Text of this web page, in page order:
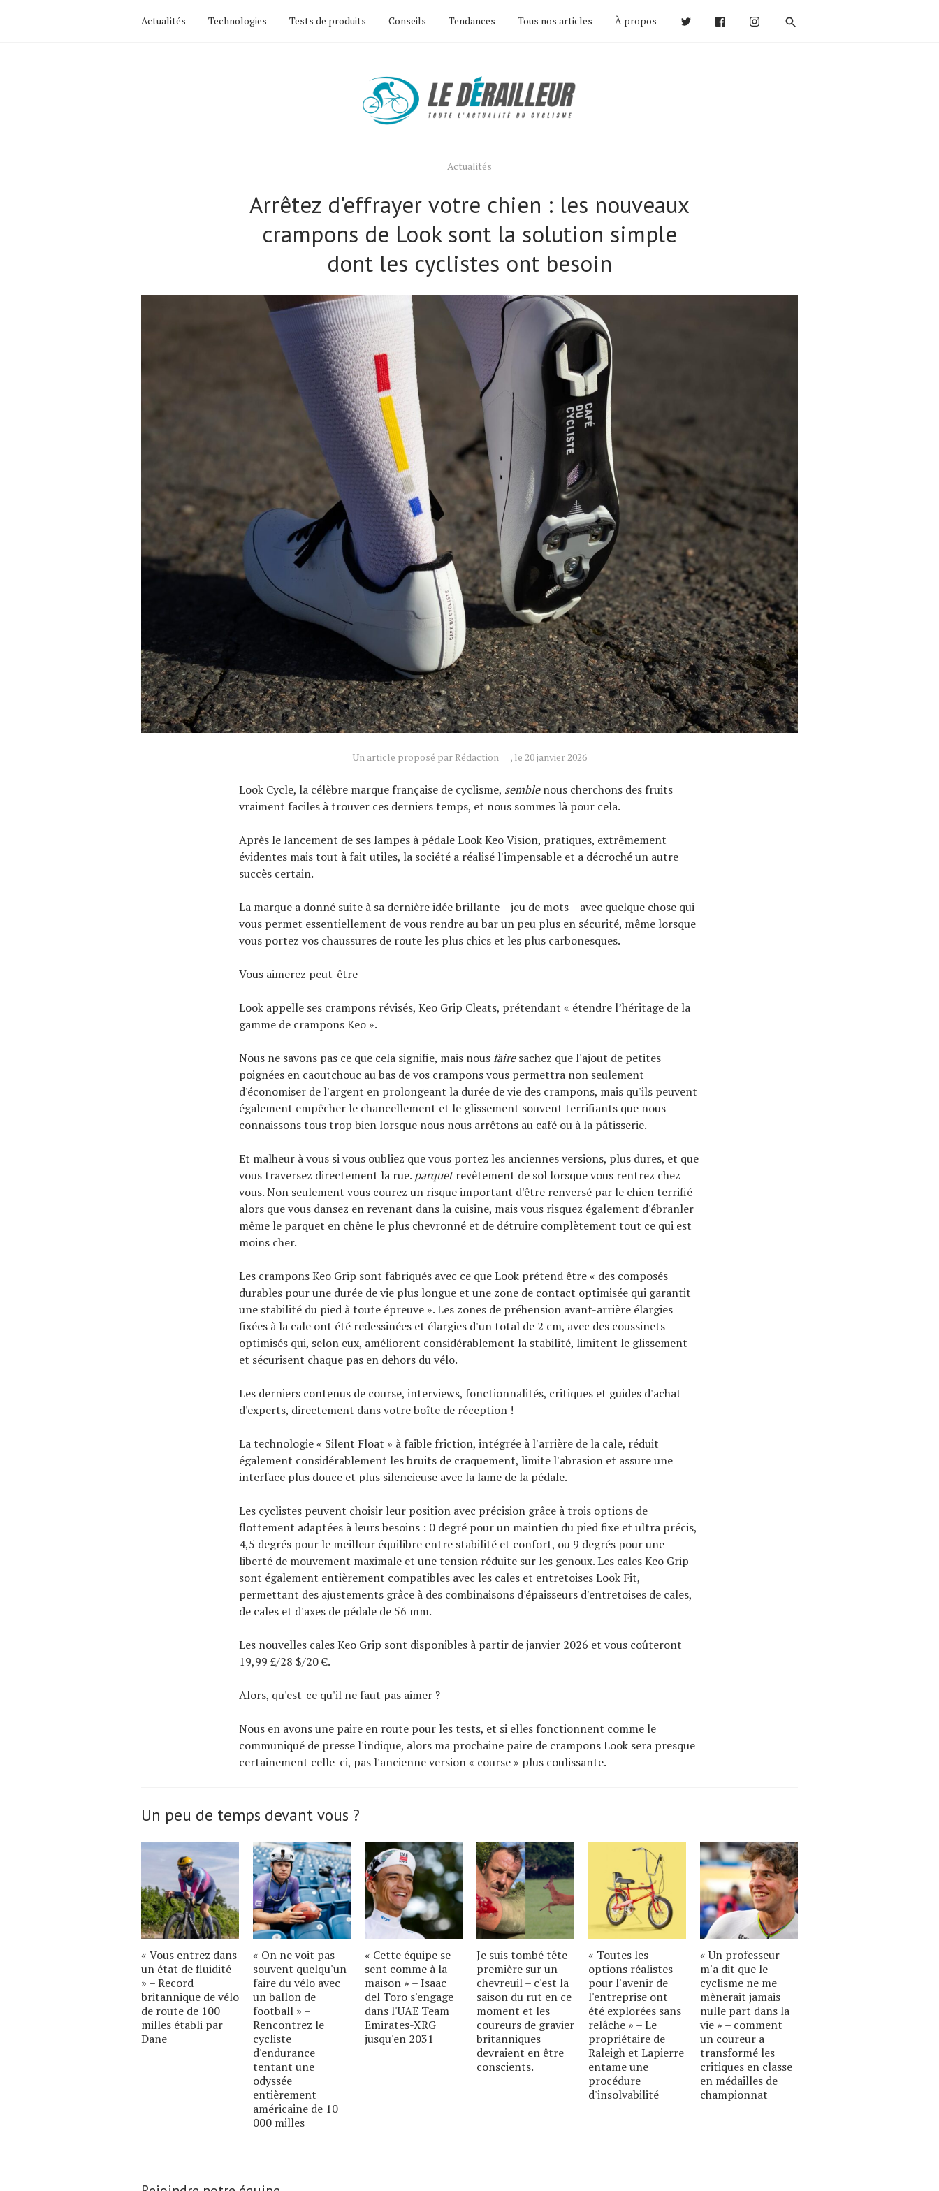
Actualités Technologies Tests de produits Conseils Tendances Tous nos articles À propos
Actualités
Arrêtez d'effrayer votre chien : les nouveaux
crampons de Look sont la solution simple
dont les cyclistes ont besoin
Un article proposé par Rédaction , le 20 janvier 2026
Look Cycle, la célèbre marque française de cyclisme, semblenous cherchons des fruits
vraiment faciles à trouver ces derniers temps, et nous sommes là pour cela.
Après le lancement de ses lampes à pédale Look Keo Vision, pratiques, extrêmement
évidentes mais tout à fait utiles, la société a réalisé l'impensable et a décroché un autre
succès certain.
La marque a donné suite à sa dernière idée brillante – jeu de mots – avec quelque chose qui
vous permet essentiellement de vous rendre au bar un peu plus en sécurité, même lorsque
vous portez vos chaussures de route les plus chics et les plus carbonesques.
Vous aimerez peut-être
Look appelle ses crampons révisés, Keo Grip Cleats, prétendant « étendre l’héritage de la
gamme de crampons Keo ».
Nous ne savons pas ce que cela signifie, mais nousfairesachez que l'ajout de petites
poignées en caoutchouc au bas de vos crampons vous permettra non seulement
d'économiser de l'argent en prolongeant la durée de vie des crampons, mais qu'ils peuvent
également empêcher le chancellement et le glissement souvent terrifiants que nous
connaissons tous trop bien lorsque nous nous arrêtons au café ou à la pâtisserie.
Et malheur à vous si vous oubliez que vous portez les anciennes versions, plus dures, et que
vous traversez directement la rue. parquetrevêtement de sol lorsque vous rentrez chez
vous. Non seulement vous courez un risque important d'être renversé par le chien terrifié
alors que vous dansez en revenant dans la cuisine, mais vous risquez également d'ébranler
même le parquet en chêne le plus chevronné et de détruire complètement tout ce qui est
moins cher.
Les crampons Keo Grip sont fabriqués avec ce que Look prétend être « des composés
durables pour une durée de vie plus longue et une zone de contact optimisée qui garantit
une stabilité du pied à toute épreuve ». Les zones de préhension avant-arrière élargies
fixées à la cale ont été redessinées et élargies d'un total de 2 cm, avec des coussinets
optimisés qui, selon eux, améliorent considérablement la stabilité, limitent le glissement
et sécurisent chaque pas en dehors du vélo.
Les derniers contenus de course, interviews, fonctionnalités, critiques et guides d'achat
d'experts, directement dans votre boîte de réception !
La technologie « Silent Float » à faible friction, intégrée à l'arrière de la cale, réduit
également considérablement les bruits de craquement, limite l'abrasion et assure une
interface plus douce et plus silencieuse avec la lame de la pédale.
Les cyclistes peuvent choisir leur position avec précision grâce à trois options de
flottement adaptées à leurs besoins : 0 degré pour un maintien du pied fixe et ultra précis,
4,5 degrés pour le meilleur équilibre entre stabilité et confort, ou 9 degrés pour une
liberté de mouvement maximale et une tension réduite sur les genoux. Les cales Keo Grip
sont également entièrement compatibles avec les cales et entretoises Look Fit,
permettant des ajustements grâce à des combinaisons d'épaisseurs d'entretoises de cales,
de cales et d'axes de pédale de 56 mm.
Les nouvelles cales Keo Grip sont disponibles à partir de janvier 2026 et vous coûteront
19,99 £/28 $/20 €.
Alors, qu'est-ce qu'il ne faut pas aimer ?
Nous en avons une paire en route pour les tests, et si elles fonctionnent comme le
communiqué de presse l'indique, alors ma prochaine paire de crampons Look sera presque
certainement celle-ci, pas l'ancienne version « course » plus coulissante.
Un peu de temps devant vous ?
« Vous entrez dans
un état de fluidité
» – Record
britannique de vélo
de route de 100
milles établi par
Dane
« On ne voit pas
souvent quelqu'un
faire du vélo avec
un ballon de
football » –
Rencontrez le
cycliste
d'endurance
tentant une
odyssée
entièrement
américaine de 10
000 milles
« Cette équipe se
sent comme à la
maison » – Isaac
del Toro s'engage
dans l'UAE Team
Emirates-XRG
jusqu'en 2031
Je suis tombé tête
première sur un
chevreuil – c'est la
saison du rut en ce
moment et les
coureurs de gravier
britanniques
devraient en être
conscients.
« Toutes les
options réalistes
pour l'avenir de
l'entreprise ont
été explorées sans
relâche » – Le
propriétaire de
Raleigh et Lapierre
entame une
procédure
d'insolvabilité
« Un professeur
m'a dit que le
cyclisme ne me
mènerait jamais
nulle part dans la
vie » – comment
un coureur a
transformé les
critiques en classe
en médailles de
championnat